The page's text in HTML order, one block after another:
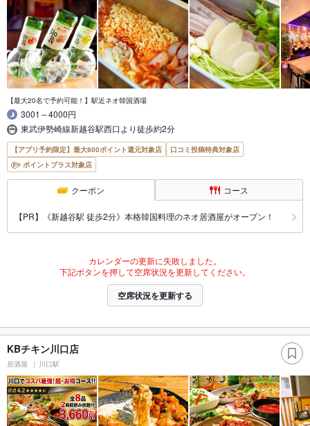
【最大20名で予約可能！】駅近ネオ韓国酒場
3001～4000円
東武伊勢崎線新越谷駅西口より徒歩約2分
【アプリ予約限定】最大800ポイント還元対象店
口コミ投稿特典対象店
ポイントプラス対象店
クーポン コース
【PR】《新越谷駅 徒歩2分》本格韓国料理のネオ居酒屋がオープン！
カレンダーの更新に失敗しました。
下記ボタンを押して空席状況を更新してください。
空席状況を更新する
KBチキン川口店
居酒屋 川口駅